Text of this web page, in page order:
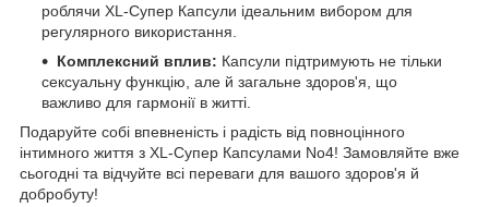
роблячи XL-Супер Капсули ідеальним вибором для
регулярного використання.
Комплексний вплив: Капсули підтримують не тільки
сексуальну функцію, але й загальне здоров'я, що
важливо для гармонії в житті.
Подаруйте собі впевненість і радість від повноцінного
інтимного життя з XL-Супер Капсулами No4! Замовляйте вже
сьогодні та відчуйте всі переваги для вашого здоров'я й
добробуту!